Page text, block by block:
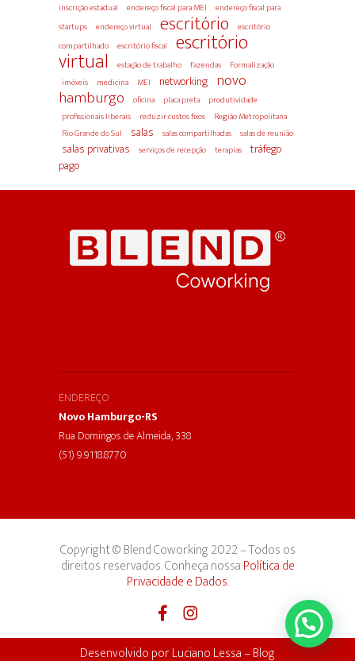
inscrição estadual
endereço fiscal para MEI
endereço fiscal para
startups
endereço virtual escritório
escritório
compartilhado
escritório fiscal escritório
virtual estação de trabalho fazendas
Formalização
imóveis
medicina MEI networking novo
hamburgo oficina placa preta
produtividade
profissionais liberais
reduzir custos fixos
Região Metropolitana
Rio Grande do Sul
salas salas compartilhadas salas de reunião
salas privativas serviços de recepção terapias
tráfego
pago
ENDEREÇO
Novo Hamburgo-RS
Rua Domingos de Almeida, 338
(51) 9.9118.8770
Copyright © Blend Coworking 2022 – Todos os
direitos reservados. Conheça nossaPolítica de
Privacidade e Dados.
Desenvolvido porLuciano Lessa–Blog